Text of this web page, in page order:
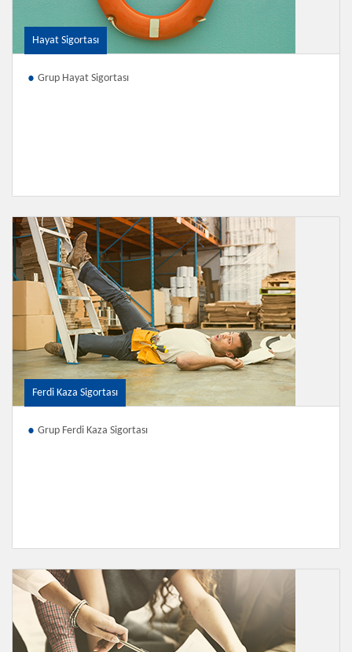
Hayat Sigortası
Grup Hayat Sigortası
Ferdi Kaza Sigortası
Grup Ferdi Kaza Sigortası